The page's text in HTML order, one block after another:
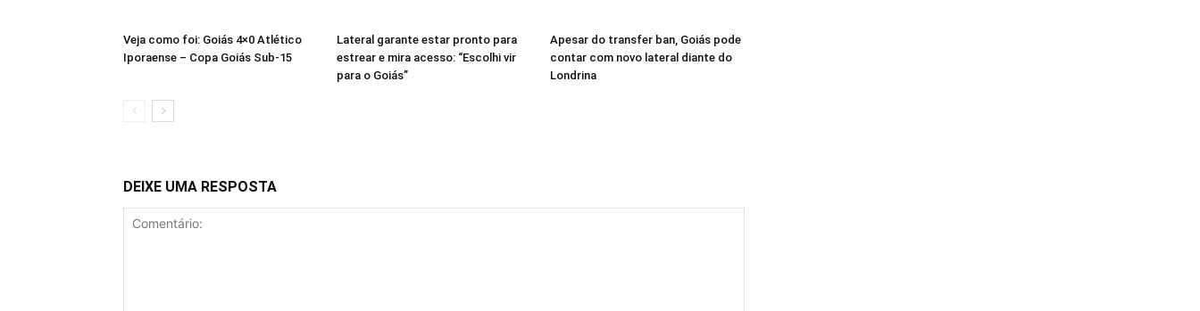
Veja como foi: Goiás 4×0 Atlético
Iporaense – Copa Goiás Sub-15
Lateral garante estar pronto para
estrear e mira acesso: “Escolhi vir
para o Goiás”
Apesar do transfer ban, Goiás pode
contar com novo lateral diante do
Londrina
DEIXE UMA RESPOSTA